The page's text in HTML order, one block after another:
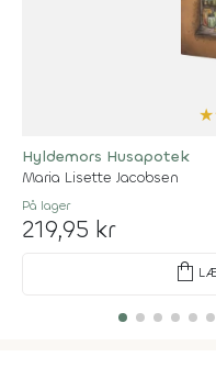
★
Hyldemors Husapotek
Maria Lisette Jacobsen
På lager
219,95 kr
shopping_bag